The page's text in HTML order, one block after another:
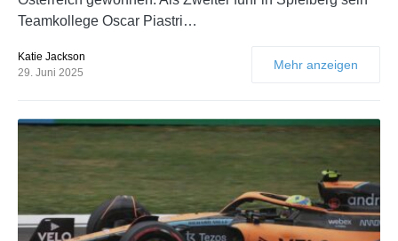
Teamkollege Oscar Piastri…
Katie Jackson
29. Juni 2025
Mehr anzeigen